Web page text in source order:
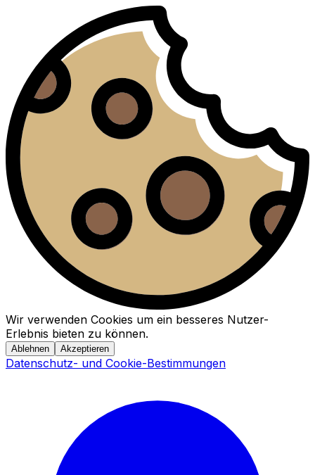
Wir verwenden Cookies um ein besseres Nutzer-
Erlebnis bieten zu können.
Ablehnen Akzeptieren
Datenschutz- und Cookie-Bestimmungen